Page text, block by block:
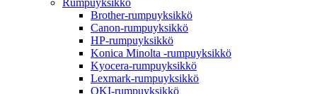
Rumpuyksikkö
Brother-rumpuyksikkö
Canon-rumpuyksikkö
HP-rumpuyksikkö
Konica Minolta -rumpuyksikkö
Kyocera-rumpuyksikkö
Lexmark-rumpuyksikkö
OKI-rumpuyksikkö